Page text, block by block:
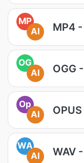
MP
AI
MP4 -
OG
AI
OGG
Op
AI
WA
AI
WAV